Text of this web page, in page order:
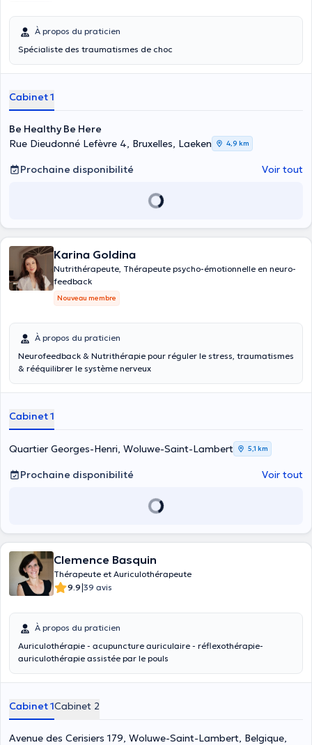
À propos du praticien
Spécialiste des traumatismes de choc
Cabinet 1
Be Healthy Be Here
Rue Dieudonné Lefèvre 4, Bruxelles, Laeken
4,9 km
Prochaine disponibilité Voir tout
Karina Goldina
Nutrithérapeute, Thérapeute psycho-émotionnelle en neuro-
feedback
Nouveau membre
À propos du praticien
Neurofeedback & Nutrithérapie pour réguler le stress, traumatismes
& rééquilibrer le système nerveux
Cabinet 1
Quartier Georges-Henri, Woluwe-Saint-Lambert 5,1 km
Prochaine disponibilité Voir tout
Clemence Basquin
Thérapeute et Auriculothérapeute
9.9|39 avis
À propos du praticien
Auriculothérapie - acupuncture auriculaire - réflexothérapie-
auriculothérapie assistée par le pouls
Cabinet 1Cabinet 2
Avenue des Cerisiers 179, Woluwe-Saint-Lambert, Belgique,